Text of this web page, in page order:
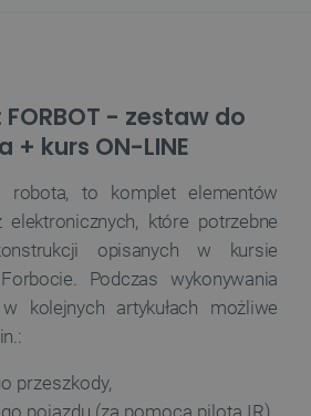
- zestaw do
kurs ON-LINE
robota, to komplet elementów
elektronicznych, które potrzebne
opisanych w kursie
Podczas wykonywania
kolejnych artykułach możliwe
przeszkody,